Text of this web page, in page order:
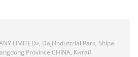
LIMITED», Daji Industrial Park, Shipai
Province CHINA, Китай